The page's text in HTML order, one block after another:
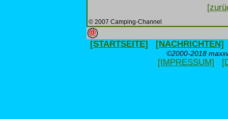
© 2007 Camping-Channel
[STARTSEITE] [NACHRICHTEN]
©2000-2018
[IMPRESSUM]